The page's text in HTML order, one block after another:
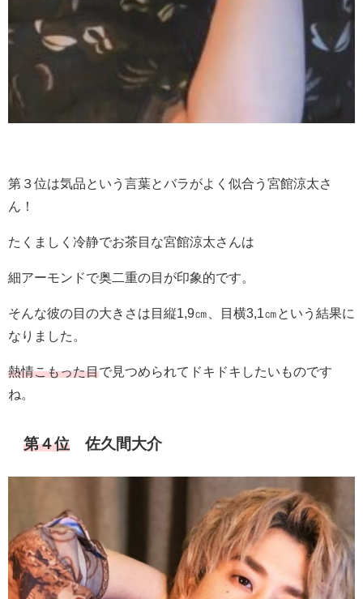
第３位は気品という言葉とバラがよく似合う宮館涼太さ
ん！
たくましく冷静でお茶目な宮館涼太さんは
細アーモンドで奥二重の目が印象的です。
そんな彼の目の大きさは目縦1,9㎝、目横3,1㎝という結果に
なりました。
熱情こもった目で見つめられてドキドキしたいものです
ね。
第４位 佐久間大介